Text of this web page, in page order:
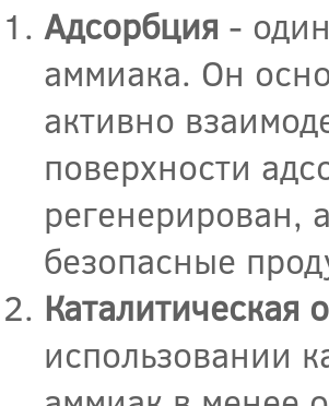
Адсорбция -
аммиака. Он
активно
поверхности
регенерирован,
безопасные
Каталитическая
использовании